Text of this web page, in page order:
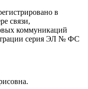
в
связи,
коммуникаций
серия ЭЛ № ФС